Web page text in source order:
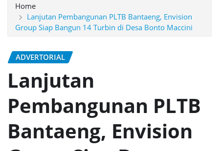
Home
Lanjutan Pembangunan PLTB Bantaeng, Envision
Group Siap Bangun 14 Turbin di Desa Bonto Maccini
ADVERTORIAL
Lanjutan
Pembangunan PLTB
Bantaeng, Envision